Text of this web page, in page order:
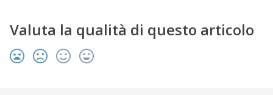
Valuta la qualità di questo articolo